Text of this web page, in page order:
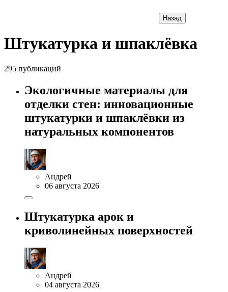
Назад
Штукатурка и шпаклёвка
295 публикаций
Экологичные материалы для
отделки стен: инновационные
штукатурки и шпаклёвки из
натуральных компонентов
Андрей
06 августа 2026
Штукатурка арок и
криволинейных поверхностей
Андрей
04 августа 2026